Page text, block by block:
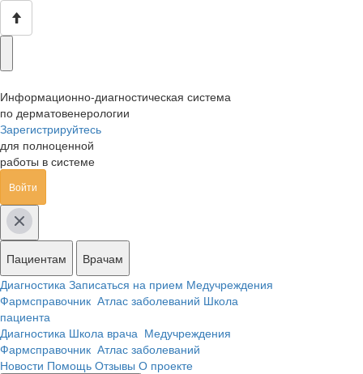
Информационно-диагностическая система
по дерматовенерологии
Зарегистрируйтесь
для полноценной
работы в системе
Войти
Пациентам
Врачам
Диагностика Записаться на прием Медучреждения
Фармсправочник Атлас заболеваний Школа
пациента
Диагностика Школа врача Медучреждения
Фармсправочник Атлас заболеваний
Новости Помощь Отзывы О проекте